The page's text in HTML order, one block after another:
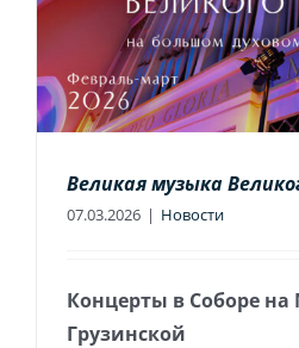
Великая музыка
07.03.2026 | Новости
Концерты в Соборе
Грузинской